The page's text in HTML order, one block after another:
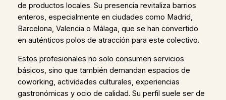
de productos locales. Su presencia revitaliza barrios
enteros, especialmente en ciudades como Madrid,
Barcelona, Valencia o Málaga, que se han convertido
en auténticos polos de atracción para este colectivo.
Estos profesionales no solo consumen servicios
básicos, sino que también demandan espacios de
coworking, actividades culturales, experiencias
gastronómicas y ocio de calidad. Su perfil suele ser de